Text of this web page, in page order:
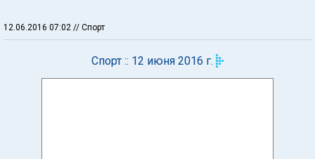
12.06.2016 07:02 // Спорт
Спорт :: 12 июня 2016 г.